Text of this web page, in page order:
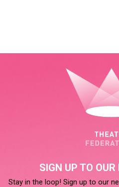
SIGN UP TO
Stay in the loop! Sign up to our